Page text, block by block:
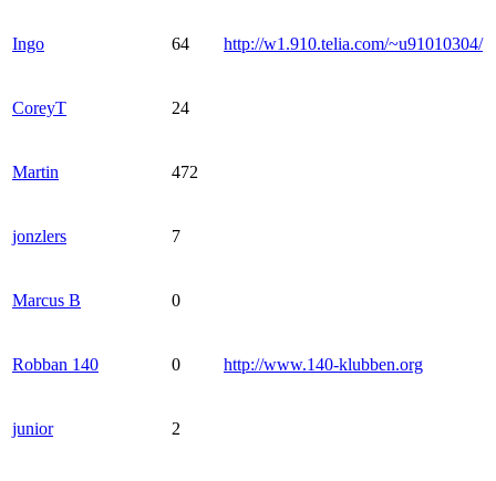
Ingo 64 http://w1.910.telia.com/~u91010304/
CoreyT 24
Martin 472
jonzlers 7
Marcus B 0
Robban 140 0 http://www.140-klubben.org
junior 2